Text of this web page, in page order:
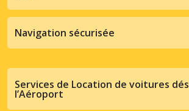
Navigation sécurisée
Services de Location de voitures dés
l’Aéroport